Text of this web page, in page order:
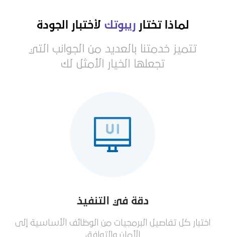
لماذا تختارريبوتك لأختبار الجودة
تتميز خدمتنا بالعديد من الجوانب التي
تجعلها الخيار الأمثل لك
دقة في التنفيذ
اختبار كل تفاصيل البرمجيات من الوظائف الأساسية إلى
الأمان والتوافق